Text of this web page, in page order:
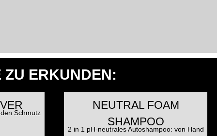
ZU ERKUNDEN:
Schmutz
NEUTRAL FOAM
SHAMPOO
2 in 1 pH-neutrales Autoshampoo: von Hand